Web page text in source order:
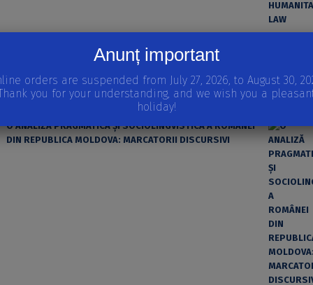
ȘTIINȚA MODERNĂ ȘI MATERIALISMUL
O ANALIZĂ PRAGMATICĂ ȘI SOCIOLINGVISTICĂ A ROMÂNEI
DIN REPUBLICA MOLDOVA: MARCATORII DISCURSIVI
Anunț important
orders are suspended from July 27, 2026, to August 30,
you for your understanding, and we wish you a
holiday!